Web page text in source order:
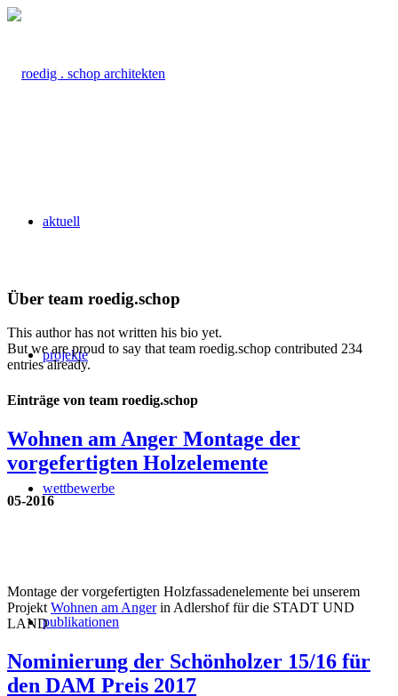
aktuell
projekte
wettbewerbe
publikationen
Über team roedig.schop
This author has not written his bio yet.
But we are proud to say thatteam roedig.schop contributed 234
entries already.
Einträge von team roedig.schop
Wohnen am Anger Montage der
vorgefertigten Holzelemente
05-2016
Montage der vorgefertigten Holzfassadenelemente bei unserem
Projekt Wohnen am Angerin Adlershof für die STADT UND
LAND
Nominierung der Schönholzer 15/16 für
den DAM Preis 2017